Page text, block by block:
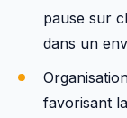
pause sur
dans un
favorisant